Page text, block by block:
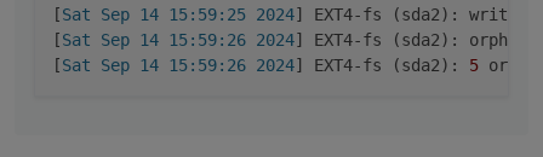
[Sat Sep 14 15:59:25 2024] EXT4-fs (sda2): write
[Sat Sep 14 15:59:26 2024] EXT4-fs (sda2): orphan
[Sat Sep 14 15:59:26 2024] EXT4-fs (sda2): 5